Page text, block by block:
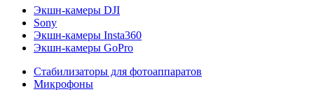
Экшн-камеры DJI
Sony
Экшн-камеры Insta360
Экшн-камеры GoPro
Стабилизаторы для фотоаппаратов
Микрофоны